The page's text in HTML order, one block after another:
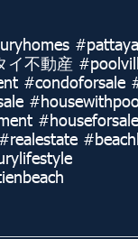
不動産
#condoforsale
#houseforsale